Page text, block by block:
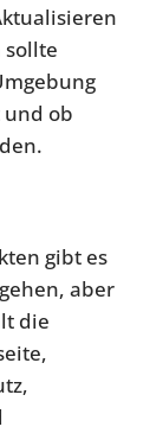
sollte
ob
gibt es
aber
die